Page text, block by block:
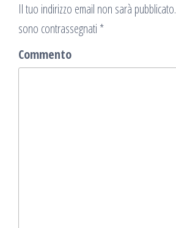
Il tuo indirizzo email non sarà pubblicato.
sono contrassegnati *
Commento